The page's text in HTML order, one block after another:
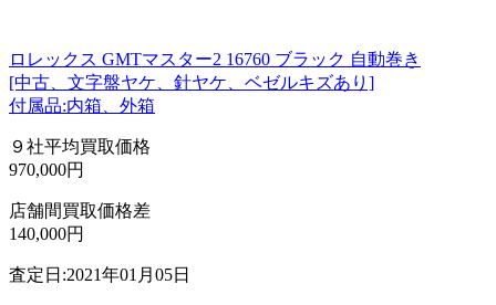
ロレックス GMTマスター2 16760 ブラック 自動巻き
[中古、文字盤ヤケ、針ヤケ、ベゼルキズあり]
付属品:内箱、外箱
９社平均買取価格
970,000円
店舗間買取価格差
140,000円
査定日:2021年01月05日